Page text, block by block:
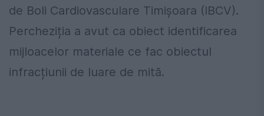
de Boli Cardiovasculare Timișoara (IBCV).
Percheziția a avut ca obiect identificarea
mijloacelor materiale ce fac obiectul
infracțiunii de luare de mită.